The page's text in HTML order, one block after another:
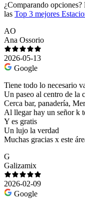
¿Comparando opciones?
las Top 3 mejores
AO
Ana Ossorio
2026-05-13
Google
Tiene todo lo necesario
Un paseo al centro de la
Cerca bar, panadería,
Al llegar hay un señor k
Y es gratis
Un lujo la verdad
Muchas gracias x este
G
Galizamix
2026-02-09
Google